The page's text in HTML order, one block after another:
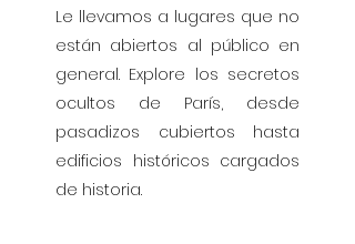
Le llevamos a lugares que no
están abiertos al público en
general. Explore los secretos
ocultos de París, desde
pasadizos cubiertos hasta
edificios históricos cargados
de historia.